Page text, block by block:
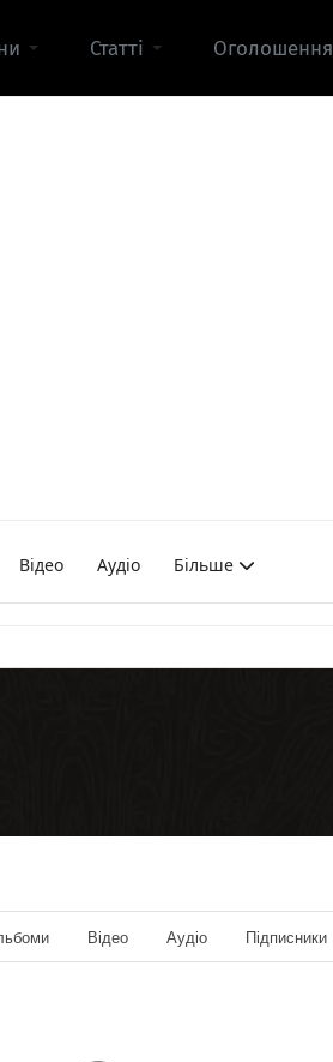
Статті Оголошення
Відео Аудіо Більше
Відео Аудіо Підписники